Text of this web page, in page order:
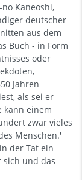
Kaneoshi,
deutscher
aus dem
Buch - in Form
oder
Jahren
als sei er
kann einem
zwar vieles
Menschen.'
der Tat ein
sich und das